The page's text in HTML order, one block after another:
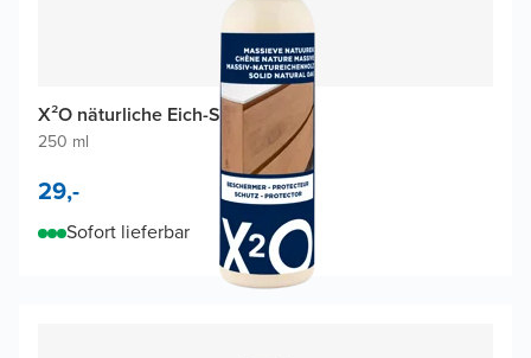
X²O näturliche Eich-Schutz
250 ml
29,-
Sofort lieferbar